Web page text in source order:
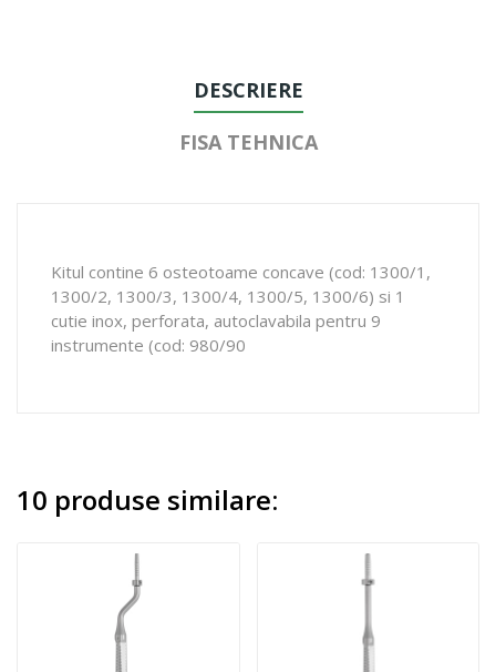
DESCRIERE
FISA TEHNICA
Kitul contine 6 osteotoame concave (cod: 1300/1,
1300/2, 1300/3, 1300/4, 1300/5, 1300/6) si 1
cutie inox, perforata, autoclavabila pentru 9
instrumente (cod: 980/90
10 produse similare: